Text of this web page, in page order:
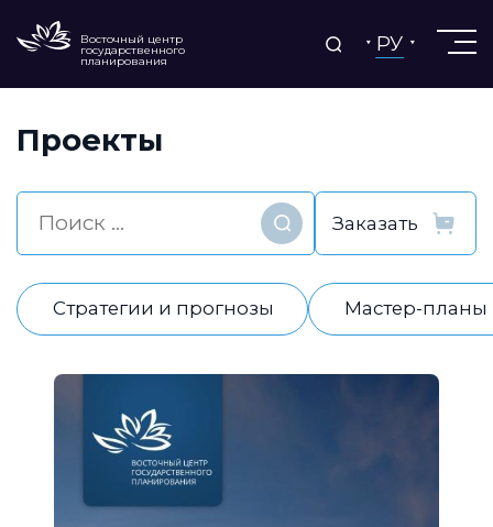
Восточный центр
государственного
планирования
РУ
Проекты
Найти
Стратегии и прогнозы Мастер-планы